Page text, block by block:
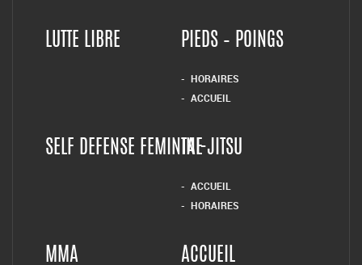
LUTTE LIBRE PIEDS – POINGS
HORAIRES
ACCUEIL
SELF DEFENSE FEMININETAI-JITSU
ACCUEIL
HORAIRES
MMA ACCUEIL